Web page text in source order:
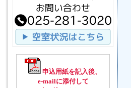
申込用紙を記入後、
e-mailに添付して